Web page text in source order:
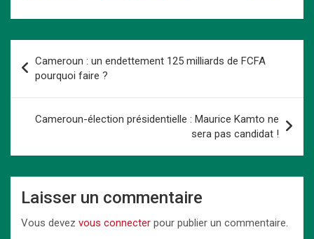
ce
o
o
k
st
d
o
n
ail er
t
at
s
A
p
p
ke
dI
n
py
Li
n
k
ta
de
l’article
Cameroun : un endettement 125 milliards de FCFA
pourquoi faire ?
Cameroun-élection présidentielle : Maurice Kamto ne
sera pas candidat !
Laisser un commentaire
Vous devez vous connecter pour publier un commentaire.